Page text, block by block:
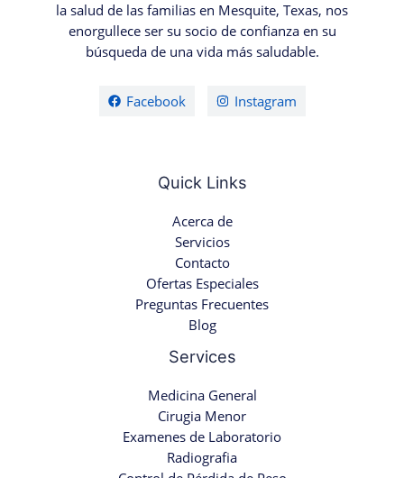
la salud de las familias en Mesquite, Texas, nos
enorgullece ser su socio de confianza en su
búsqueda de una vida más saludable.
Facebook Instagram
Quick Links
Acerca de
Servicios
Contacto
Ofertas Especiales
Preguntas Frecuentes
Blog
Services
Medicina General
Cirugia Menor
Examenes de Laboratorio
Radiografia